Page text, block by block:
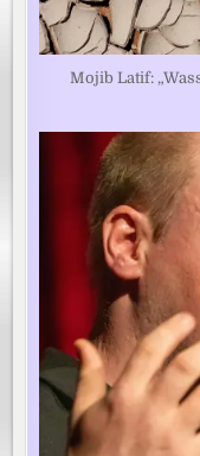
Mojib Latif: